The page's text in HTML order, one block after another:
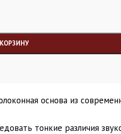
основа из
тонкие различия